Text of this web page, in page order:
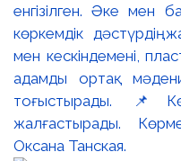
енгізілген. Әке мен
көркемдік дәстүрдің
мен кескіндемені,
адамды ортақ мәдени
тоғыстырады.
жалғастырады.
Оксана Танская.